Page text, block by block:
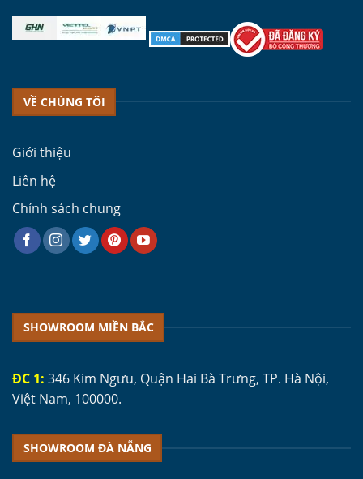
VỀ CHÚNG TÔI
Giới thiệu
Liên hệ
Chính sách chung
SHOWROOM MIỀN BẮC
ĐC 1: 346 Kim Ngưu, Quận Hai Bà Trưng, TP. Hà Nội,
Việt Nam, 100000.
SHOWROOM ĐÀ NẴNG